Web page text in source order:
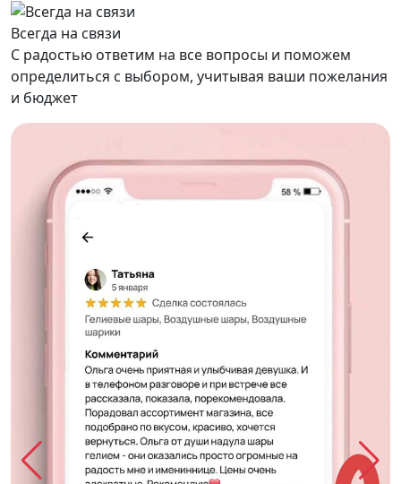
Всегда на связи
С радостью ответим на все вопросы и поможем
определиться с выбором, учитывая ваши пожелания
и бюджет